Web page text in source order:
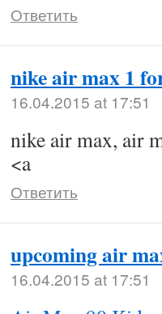
Ответить
nike air max 1
16.04.2015 at 17:51
nike air max, air
<a
Ответить
upcoming air
16.04.2015 at 17:51